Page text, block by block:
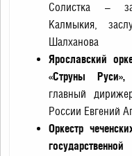
Солистка –
Калмыкия,
Шалханова
Ярославский
«Струны Руси»,
главный
России Евгений
Оркестр